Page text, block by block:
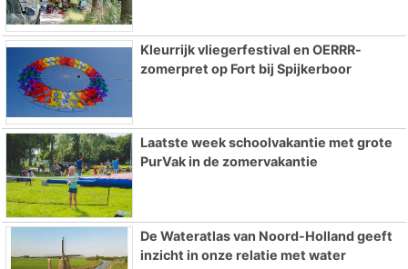
Kleurrijk vliegerfestival en OERRR-
zomerpret op Fort bij Spijkerboor
Laatste week schoolvakantie met grote
PurVak in de zomervakantie
De Wateratlas van Noord-Holland geeft
inzicht in onze relatie met water